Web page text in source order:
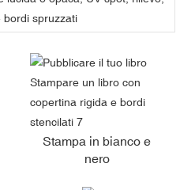
bordi spruzzati
Stampa in bianco e
nero